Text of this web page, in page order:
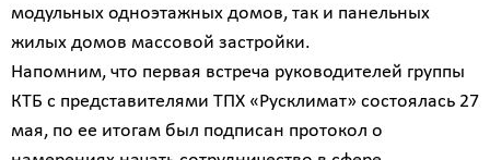
модульных одноэтажных домов, так и панельных
жилых домов массовой застройки.
Напомним, что первая встреча руководителей группы
КТБ с представителями ТПХ «Русклимат» состоялась 27
мая, по ее итогам был подписан протокол о